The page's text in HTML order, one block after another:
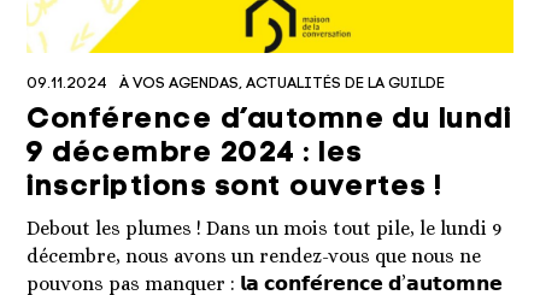
09.11.2024 À VOS AGENDAS ACTUALITÉS DE LA GUILDE
Conférence d’automne du lundi
9 décembre 2024 : les
inscriptions sont ouvertes !
Debout les plumes ! Dans un mois tout pile, le lundi 9
décembre, nous avons un rendez-vous que nous ne
pouvons pas manquer : 𝗹𝗮 𝗰𝗼𝗻𝗳𝗲́𝗿𝗲𝗻𝗰𝗲 𝗱’𝗮𝘂𝘁𝗼𝗺𝗻𝗲